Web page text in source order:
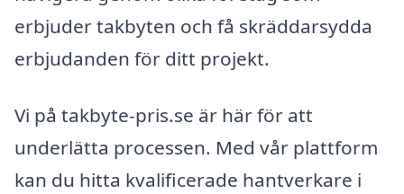
erbjuder takbyten och få skräddarsydda
erbjudanden för ditt projekt.
Vi på takbyte-pris.se är här för att
underlätta processen. Med vår plattform
kan du hitta kvalificerade hantverkare i